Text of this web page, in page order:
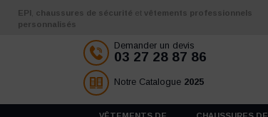
Aller au contenu
EPI chaussures de sécurité et vêtements professionnels
personnalisés
Demander un devis
03 27 28 87 86
Notre Catalogue 2025